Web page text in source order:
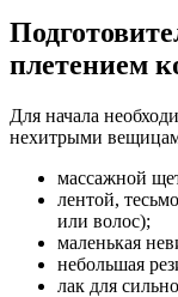
плетением
Для начала
нехитрыми
массажной
лентой,
или волос);
маленькая
небольшая
лак для